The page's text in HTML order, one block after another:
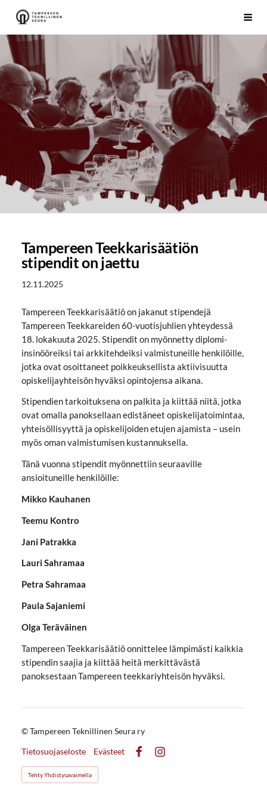
Siirry
sivun
sisältöön
Tampereen Teknillinen Seura ry
Tampereen Teekkarisäätiön
stipendit on jaettu
12.11.2025
Tampereen Teekkarisäätiö on jakanut stipendejä
Tampereen Teekkareiden 60-vuotisjuhlien yhteydessä
18. lokakuuta 2025. Stipendit on myönnetty diplomi-
insinööreiksi tai arkkitehdeiksi valmistuneille henkilöille,
jotka ovat osoittaneet poikkeuksellista aktiivisuutta
opiskelijayhteisön hyväksi opintojensa aikana.
Stipendien tarkoituksena on palkita ja kiittää niitä, jotka
ovat omalla panoksellaan edistäneet opiskelijatoimintaa,
yhteisöllisyyttä ja opiskelijoiden etujen ajamista – usein
myös oman valmistumisen kustannuksella.
Tänä vuonna stipendit myönnettiin seuraaville
ansioituneille henkilöille:
Mikko Kauhanen
Teemu Kontro
Jani Patrakka
Lauri Sahramaa
Petra Sahramaa
Paula Sajaniemi
Olga Teräväinen
Tampereen Teekkarisäätiö onnittelee lämpimästi kaikkia
stipendin saajia ja kiittää heitä merkittävästä
panoksestaan Tampereen teekkariyhteisön hyväksi.
©Tampereen Teknillinen Seura ry
Tietosuojaseloste
Evästeet
Tehty Yhdistysavaimella